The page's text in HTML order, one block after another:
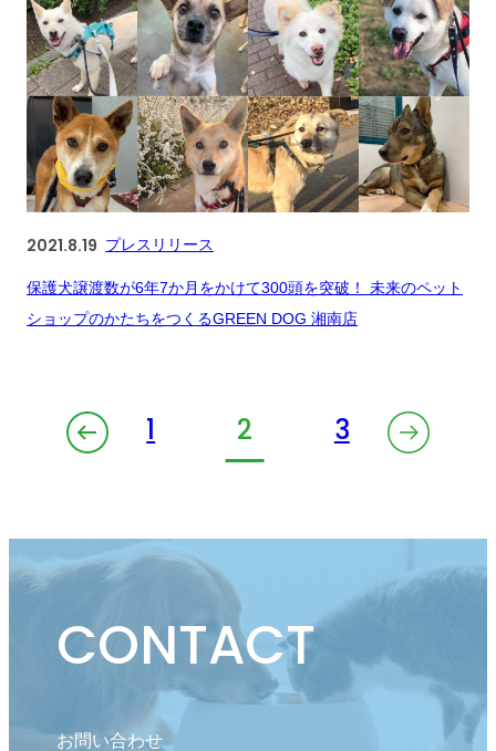
2021.8.19 プレスリリース
保護犬譲渡数が6年7か月をかけて300頭を突破！ 未来のペット
ショップのかたちをつくるGREEN DOG 湘南店
1 2 3
CONTACT
お問い合わせ